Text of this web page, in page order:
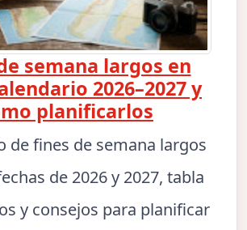
semana largos en
2026–2027 y
planificarlos
de fines de semana largos
de 2026 y 2027, tabla
y consejos para planificar